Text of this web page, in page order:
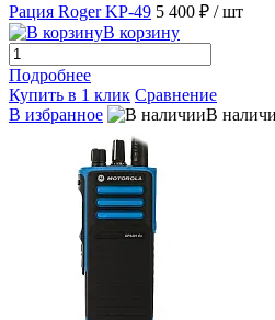
Рация Roger KP-49 5 400 ₽ / шт
В корзину
Подробнее
Купить в 1 клик Сравнение
В избранное
В